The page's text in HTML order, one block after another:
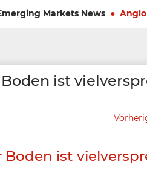
Markets News
ist
ist